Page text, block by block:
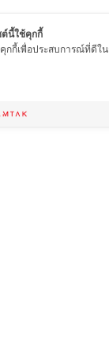
ต์นี้ใช้คุกกี้
คุกกี้เพื่อประสบการณ์ที่ดีใ